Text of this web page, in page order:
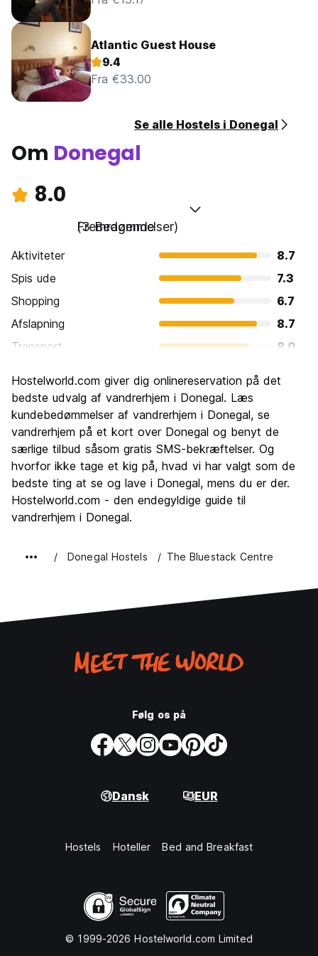
restauranter ca. 8kms væk, så vi ville råde vores gæster til
at købe bestemmelser før de kom til vandrerhjemmet.
Atlantic Guest House
9.4
Fra €33.00
Se alle Hostels i Donegal
Om Donegal
8.0
Fremragende
(3 Bedømmelser)
Aktiviteter
8.7
Spis ude
7.3
Shopping
6.7
Afslapning
8.7
Transport
8.0
Kultur
Fester
Værdi for pengene
8.7
Hostelworld.com giver dig onlinereservation på det
bedste udvalg af vandrerhjem i Donegal. Læs
kundebedømmelser af vandrerhjem i Donegal, se
vandrerhjem på et kort over Donegal og benyt de
særlige tilbud såsom gratis SMS-bekræftelser. Og
hvorfor ikke tage et kig på, hvad vi har valgt som de
bedste ting at se og lave i Donegal, mens du er der.
Hostelworld.com - den endegyldige guide til
vandrerhjem i Donegal.
Donegal Hostels The Bluestack Centre
Følg os på
Dansk EUR
Hostels Hoteller Bed and Breakfast
© 1999-2026 Hostelworld.com Limited